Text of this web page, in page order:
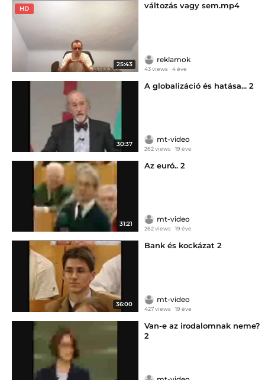
HD
25:43
változás vagy sem.mp4
reklamok
43 views 4 éve
30:37
A globalizáció és hatása... 2
mt-video
262 views 19 éve
31:21
Az euró.. 2
mt-video
262 views 19 éve
36:00
Bank és kockázat 2
mt-video
427 views 19 éve
Van-e az irodalomnak neme?
2